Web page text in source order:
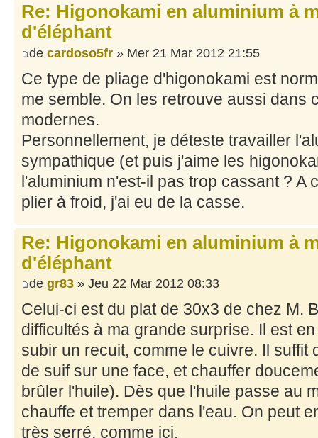
Re: Higonokami en aluminium à
d'éléphant
de cardoso5fr » Mer 21 Mar 2012 21:55
Ce type de pliage d'higonokami est
me semble. On les retrouve aussi dans
modernes.
Personnellement, je déteste travailler
sympathique (et puis j'aime les
l'aluminium n'est-il pas trop cassant ? A
plier à froid, j'ai eu de la casse.
Re: Higonokami en aluminium à
d'éléphant
de gr83 » Jeu 22 Mar 2012 08:33
Celui-ci est du plat de 30x3 de chez M.
difficultés à ma grande surprise. Il est
subir un recuit, comme le cuivre. Il suffit
de suif sur une face, et chauffer
brûler l'huile). Dès que l'huile passe au
chauffe et tremper dans l'eau. On peut
très serré, comme ici.